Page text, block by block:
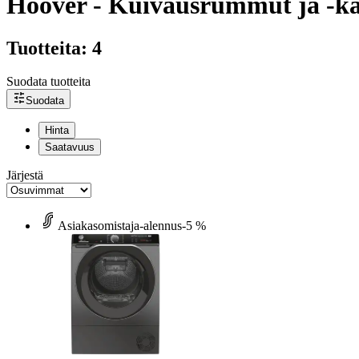
Tuotteita: 4
Suodata tuotteita
Suodata
Hinta
Saatavuus
Järjestä
Asiakasomistaja-alennus-5 %